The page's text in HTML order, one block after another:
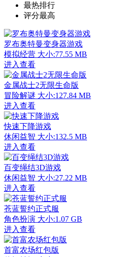
最热排行
评分最高
罗布奥特曼变身器游戏
模拟经营 大小:77.55 MB
进入查看
金属战士2无限生命版
冒险解谜 大小:127.84 MB
进入查看
快速下降游戏
休闲益智 大小:132.5 MB
进入查看
百变绳结3D游戏
休闲益智 大小:27.22 MB
进入查看
苍蓝誓约正式服
角色扮演 大小:1.07 GB
进入查看
首富农场红包版